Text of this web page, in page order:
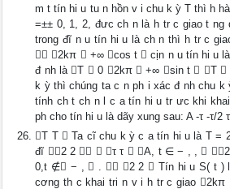
m t tín hi u tu n hồn v i chu k ỳ T thì h
=±± 0, 1, 2, đưc ch n là h tr c giao t ng
trong đĩ n u tín hi u là ch n thì h tr c
 2kπ  +∞ cos t  cịn n u tín hi u
đ nh là T  0 2kπ  +∞ sin t  T
k ỳ thì chúng ta c n ph i xác đ nh chu
tính ch t ch n l c a tín hi u tr ưc khi
ph cho tín hi u là dãy xung sau: A -τ -τ/2
T T  Ta cĩ chu k ỳ c a tín hi u là T =
đĩ 2 2   τ τ  A, t ∈ − , , 
0,t ∉ − ,  .  2 2  Tín hi u S( t )
cơng th c khai tri n v i h tr c giao